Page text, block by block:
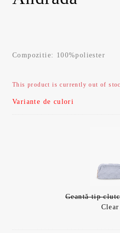
Compozitie: 100%poliester
This product is currently out of
Variante de culori
Geantă tip
Clear